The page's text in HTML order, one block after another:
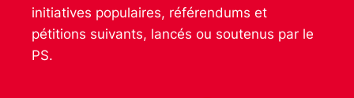
initiatives populaires, référendums et
pétitions suivants, lancés ou soutenus par le
PS.